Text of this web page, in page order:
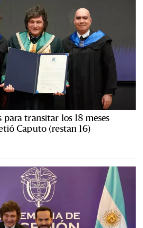
para transitar los 18 meses
Caputo (restan 16)